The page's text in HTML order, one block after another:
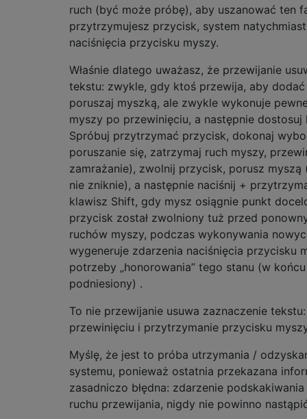
ruch (być może próbę), aby uszanować ten
przytrzymujesz przycisk, system
naciśnięcia przycisku myszy.
Właśnie dlatego uważasz, że przewijanie
tekstu: zwykle, gdy ktoś przewija, aby dodać
poruszaj myszką, ale zwykle wykonuje
myszy po przewinięciu, a następnie dostosuj
Spróbuj przytrzymać przycisk, dokonaj
poruszanie się, zatrzymaj ruch myszy,
zamrażanie), zwolnij przycisk, porusz myszą
nie zniknie), a następnie naciśnij +
klawisz Shift, gdy mysz osiągnie punkt
przycisk został zwolniony tuż przed
ruchów myszy, podczas wykonywania
wygeneruje zdarzenia naciśnięcia przycisku
potrzeby „honorowania” tego stanu (w
podniesiony) .
To nie przewijanie usuwa zaznaczenie
przewinięciu i przytrzymanie przycisku
Myślę, że jest to próba utrzymania /
systemu, ponieważ ostatnia przekazana
zasadniczo błędna: zdarzenie
ruchu przewijania, nigdy nie powinno